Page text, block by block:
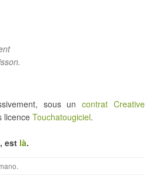
sous uncontrat Creative
licence Touchatougiciel.
est là.
.